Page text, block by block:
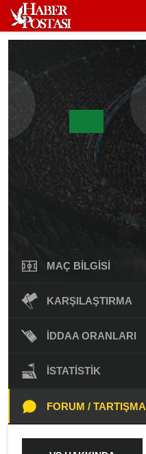
MAÇ BILGISI
KARŞILAŞTIRMA
İDDAA ORANLARI
İSTATISTIK
FORUM / TARTIŞMA